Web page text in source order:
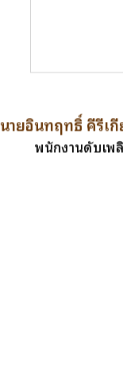
นายอินทฤทธิ์ คีรีเ
พนักงานดับเพ